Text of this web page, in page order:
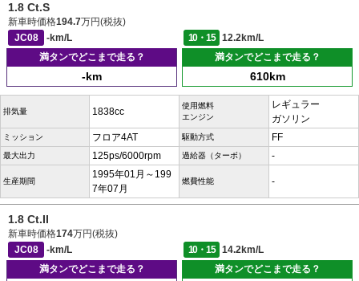
1.8 Ct.S
新車時価格194.7万円(税抜)
JC08
-km/L 10・15
12.2km/L
満タンでどこまで走る？
-km
満タンでどこまで走る？
610km
排気量 1838cc
使用燃料
エンジン
レギュラー
ガソリン
ミッション フロア4AT 駆動方式 FF
最大出力 125ps/6000rpm 過給器（ターボ） -
生産期間
1995年01月～199
7年07月
燃費性能 -
1.8 Ct.II
新車時価格174万円(税抜)
JC08
-km/L 10・15
14.2km/L
満タンでどこまで走る？
満タンでどこまで走る？